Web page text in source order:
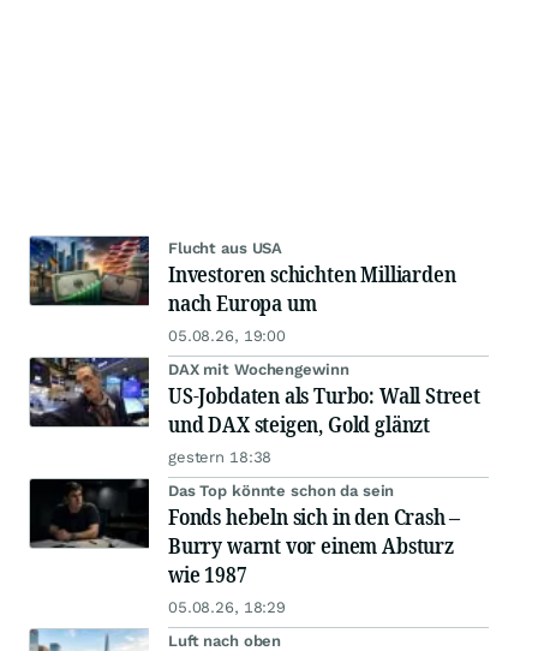
Flucht aus USA
Investoren schichten Milliarden
nach Europa um
05.08.26, 19:00
DAX mit Wochengewinn
US-Jobdaten als Turbo: Wall Street
und DAX steigen, Gold glänzt
gestern 18:38
Das Top könnte schon da sein
Fonds hebeln sich in den Crash –
Burry warnt vor einem Absturz
wie 1987
05.08.26, 18:29
Luft nach oben